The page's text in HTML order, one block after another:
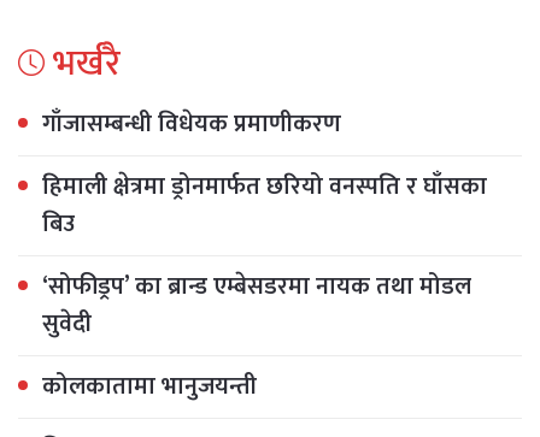
भर्खरै
गाँजासम्बन्धी विधेयक प्रमाणीकरण
हिमाली क्षेत्रमा ड्रोनमार्फत छरियो वनस्पति र घाँसका
बिउ
‘सोफीड्रप’ का ब्रान्ड एम्बेसडरमा नायक तथा मोडल
सुवेदी
कोलकातामा भानुजयन्ती